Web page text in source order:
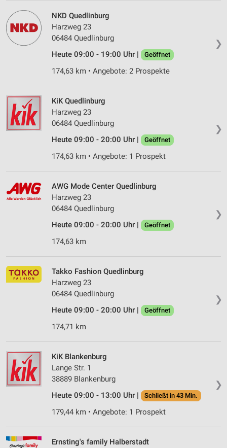
❯
NKD Quedlinburg
Harzweg 23
06484 Quedlinburg
Heute 09:00 - 19:00 Uhr |
Geöffnet
174,63 km • Angebote: 2 Prospekte
❯
KiK Quedlinburg
Harzweg 23
06484 Quedlinburg
Heute 09:00 - 20:00 Uhr |
Geöffnet
174,63 km • Angebote: 1 Prospekt
❯
AWG Mode Center Quedlinburg
Harzweg 23
06484 Quedlinburg
Heute 09:00 - 20:00 Uhr |
Geöffnet
174,63 km
❯
Takko Fashion Quedlinburg
Harzweg 23
06484 Quedlinburg
Heute 09:00 - 20:00 Uhr |
Geöffnet
174,71 km
❯
KiK Blankenburg
Lange Str. 1
38889 Blankenburg
Heute 09:00 - 13:00 Uhr |
Schließt in 43 Min.
179,44 km • Angebote: 1 Prospekt
Ernsting's family Halberstadt